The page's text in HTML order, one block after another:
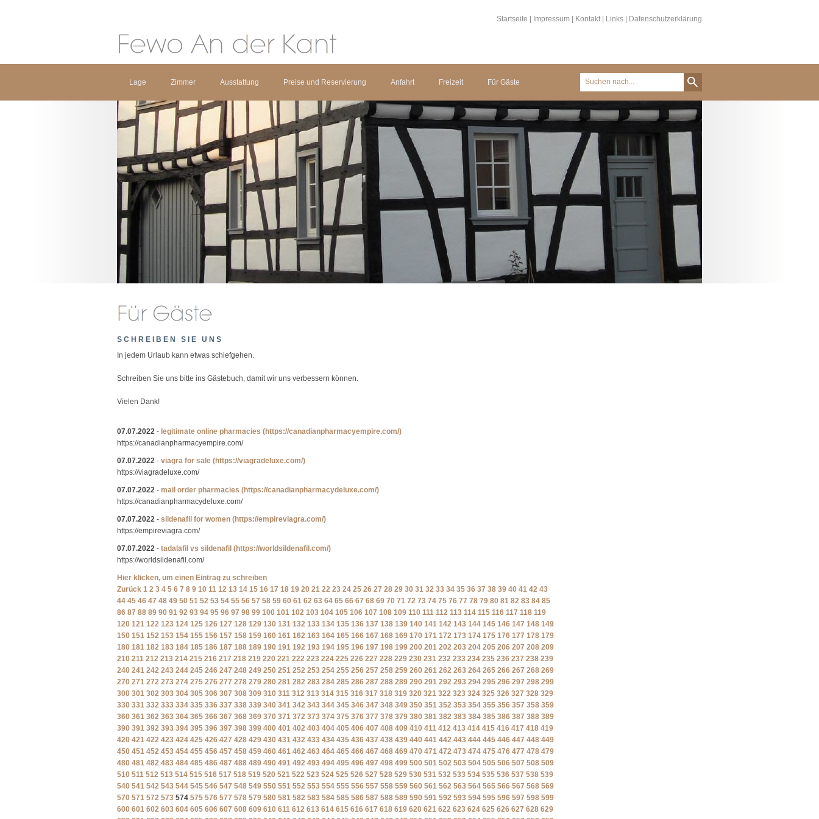
Startseite Impressum Kontakt Links Datenschutzerklärung
Lage Zimmer Ausstattung Preise und Reservierung Anfahrt Freizeit Für Gäste
SCHREIBEN SIE UNS
In jedem Urlaub kann etwas schiefgehen.
Schreiben Sie uns bitte ins Gästebuch, damit wir uns verbessern können.
Vielen Dank!
07.07.2022 - legitimate online pharmacies (https://canadianpharmacyempire.com/)
https://canadianpharmacyempire.com/
07.07.2022 - viagra for sale (https://viagradeluxe.com/)
https://viagradeluxe.com/
07.07.2022 - mail order pharmacies (https://canadianpharmacydeluxe.com/)
https://canadianpharmacydeluxe.com/
07.07.2022 - sildenafil for women (https://empireviagra.com/)
https://empireviagra.com/
07.07.2022 - tadalafil vs sildenafil (https://worldsildenafil.com/)
https://worldsildenafil.com/
Hier klicken, um einen Eintrag zu schreiben
Zurück 1 2 3 4 5 6 7 8 9 10 11 12 13 14 15 16 17 18 19 20 21 22 23 24 25 26 27 28 29 30 31 32 33 34 35 36 37 38 39 40 41 42 43
44 45 46 47 48 49 50 51 52 53 54 55 56 57 58 59 60 61 62 63 64 65 66 67 68 69 70 71 72 73 74 75 76 77 78 79 80 81 82 83 84 85
86 87 88 89 90 91 92 93 94 95 96 97 98 99 100 101 102 103 104 105 106 107 108 109 110 111 112 113 114 115 116 117 118 119
120 121 122 123 124 125 126 127 128 129 130 131 132 133 134 135 136 137 138 139 140 141 142 143 144 145 146 147 148 149
150 151 152 153 154 155 156 157 158 159 160 161 162 163 164 165 166 167 168 169 170 171 172 173 174 175 176 177 178 179
180 181 182 183 184 185 186 187 188 189 190 191 192 193 194 195 196 197 198 199 200 201 202 203 204 205 206 207 208 209
210 211 212 213 214 215 216 217 218 219 220 221 222 223 224 225 226 227 228 229 230 231 232 233 234 235 236 237 238 239
240 241 242 243 244 245 246 247 248 249 250 251 252 253 254 255 256 257 258 259 260 261 262 263 264 265 266 267 268 269
270 271 272 273 274 275 276 277 278 279 280 281 282 283 284 285 286 287 288 289 290 291 292 293 294 295 296 297 298 299
300 301 302 303 304 305 306 307 308 309 310 311 312 313 314 315 316 317 318 319 320 321 322 323 324 325 326 327 328 329
330 331 332 333 334 335 336 337 338 339 340 341 342 343 344 345 346 347 348 349 350 351 352 353 354 355 356 357 358 359
360 361 362 363 364 365 366 367 368 369 370 371 372 373 374 375 376 377 378 379 380 381 382 383 384 385 386 387 388 389
390 391 392 393 394 395 396 397 398 399 400 401 402 403 404 405 406 407 408 409 410 411 412 413 414 415 416 417 418 419
420 421 422 423 424 425 426 427 428 429 430 431 432 433 434 435 436 437 438 439 440 441 442 443 444 445 446 447 448 449
450 451 452 453 454 455 456 457 458 459 460 461 462 463 464 465 466 467 468 469 470 471 472 473 474 475 476 477 478 479
480 481 482 483 484 485 486 487 488 489 490 491 492 493 494 495 496 497 498 499 500 501 502 503 504 505 506 507 508 509
510 511 512 513 514 515 516 517 518 519 520 521 522 523 524 525 526 527 528 529 530 531 532 533 534 535 536 537 538 539
540 541 542 543 544 545 546 547 548 549 550 551 552 553 554 555 556 557 558 559 560 561 562 563 564 565 566 567 568 569
570 571 572 573 574 575 576 577 578 579 580 581 582 583 584 585 586 587 588 589 590 591 592 593 594 595 596 597 598 599
600 601 602 603 604 605 606 607 608 609 610 611 612 613 614 615 616 617 618 619 620 621 622 623 624 625 626 627 628 629